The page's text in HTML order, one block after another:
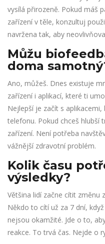
vysílá přirozeně. Pokud máš
zařízení v těle, konzultuj
navržena tak, aby
Můžu
doma
Ano, můžeš. Dnes existuje
zařízení i aplikací, které ti
Nejlepší je začít s
telefonu. Pokud chceš hlubší
zařízení. Není potřeba
vážnější zdravotní problém.
Kolik času
výsledky?
Většina lidí začne cítit změnu
Někdo to cítí už za 7 dní,
nejsou okamžité. Jde o to,
reakce. To trvá čas. Nejde o